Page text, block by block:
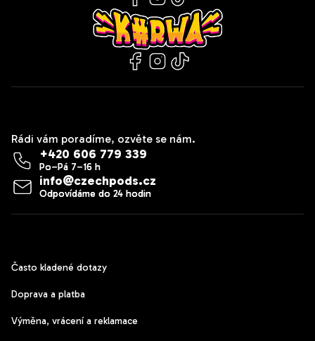
Rádi vám poradíme, ozvěte se nám.
info@czechpods.cz
+420 606 779 339
Často kladené dotazy
Doprava a platba
Výměna, vrácení a reklamace